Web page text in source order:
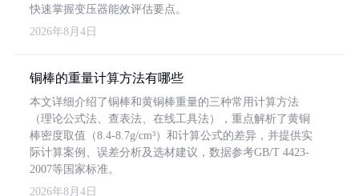
快速掌握变压器能效评估要点。
2026年8月4日
铜棒的重量计算方法有哪些
本文详细介绍了铜棒和黄铜棒重量的三种常用计算方法
（理论公式法、查表法、在线工具法），重点解析了黄铜
棒密度取值（8.4-8.7g/cm³）和计算公式的差异，并提供实
际计算案例、误差分析及选材建议，数据参考GB/T 4423-
2007等国家标准。
2026年8月4日